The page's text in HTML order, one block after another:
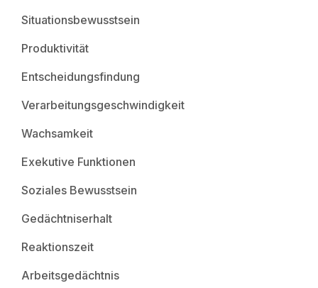
Situationsbewusstsein
Produktivität
Entscheidungsfindung
Verarbeitungsgeschwindigkeit
Wachsamkeit
Exekutive Funktionen
Soziales Bewusstsein
Gedächtniserhalt
Reaktionszeit
Arbeitsgedächtnis